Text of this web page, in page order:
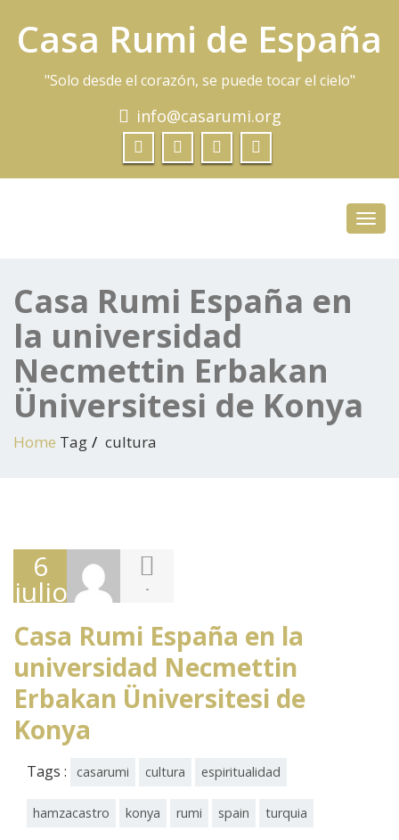
Casa Rumi de España
"Solo desde el corazón, se puede tocar el cielo"
info@casarumi.org
Casa Rumi España en
la universidad
Necmettin Erbakan
Üniversitesi de Konya
Home Tag cultura
6
julio,
2017
-
Casa Rumi España en la
universidad Necmettin
Erbakan Üniversitesi de
Konya
Tags : casarumi cultura espiritualidad
hamzacastro konya rumi spain turquia